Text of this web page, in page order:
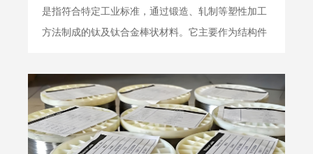
是指符合特定工业标准，通过锻造、轧制等塑性加工
方法制成的钛及钛合金棒状材料。它主要作为结构件
压、高腐蚀性介质（如硫化氢、二氧化碳、氯化物、
高温高压水） 等极端环境下服役的设备核心...